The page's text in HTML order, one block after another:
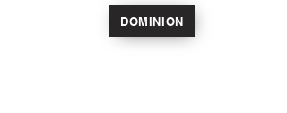
DOMINION